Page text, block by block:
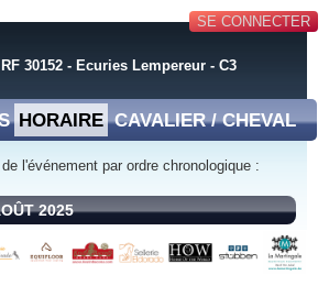
SE CONNECTER
RF 30152 - Ecuries Lempereur - C3
HORAIRE CAVALIER / CHEVAL
l'événement par ordre chronologique :
2025